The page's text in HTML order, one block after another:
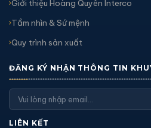
Giới thiệu Hoàng Quyên Interco
Tầm nhìn & Sứ mệnh
Quy trình sản xuất
ĐĂNG KÝ NHẬN THÔNG TIN
LIÊN KẾT